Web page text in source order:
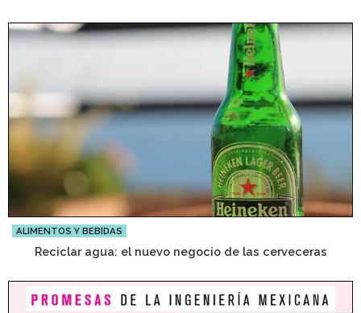
ALIMENTOS Y BEBIDAS
Reciclar agua: el nuevo negocio de las cerveceras